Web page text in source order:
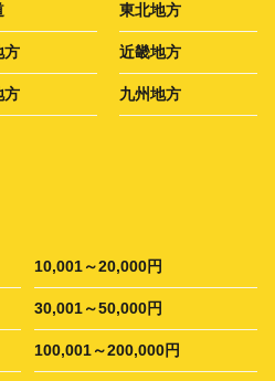
東北地方
方 近畿地方
方 九州地方
10,001～20,000円
30,001～50,000円
100,001～200,000円